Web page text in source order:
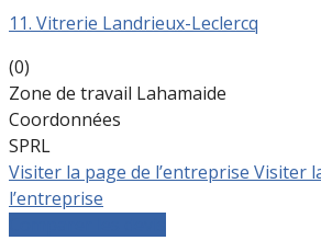
11. Vitrerie Landrieux-Leclercq
(0)
Zone de travail Lahamaide
Coordonnées
SPRL
Visiter la page de l’entreprise Visiter
l’entreprise